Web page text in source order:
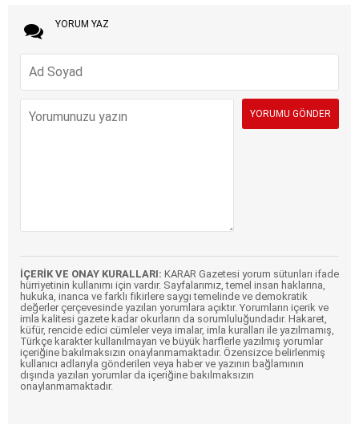
YORUM YAZ
İÇERİK VE ONAY KURALLARI: KARAR Gazetesi yorum sütunları ifade
hürriyetinin kullanımı için vardır. Sayfalarımız, temel insan haklarına,
hukuka, inanca ve farklı fikirlere saygı temelinde ve demokratik
değerler çerçevesinde yazılan yorumlara açıktır. Yorumların içerik ve
imla kalitesi gazete kadar okurların da sorumluluğundadır. Hakaret,
küfür, rencide edici cümleler veya imalar, imla kuralları ile yazılmamış,
Türkçe karakter kullanılmayan ve büyük harflerle yazılmış yorumlar
içeriğine bakılmaksızın onaylanmamaktadır. Özensizce belirlenmiş
kullanıcı adlarıyla gönderilen veya haber ve yazının bağlamının
dışında yazılan yorumlar da içeriğine bakılmaksızın
onaylanmamaktadır.